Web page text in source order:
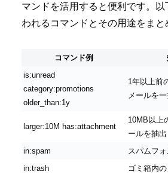
マンドを活用すると便利です。
われるコマンドとその用途をまと
コマンド例
is:unread
category:promotions
older_than:1y
1年以上前
メールを
larger:10M has:attachment
10MB以上
ールを抽出
in:spam
スパムフ
in:trash
ゴミ箱内